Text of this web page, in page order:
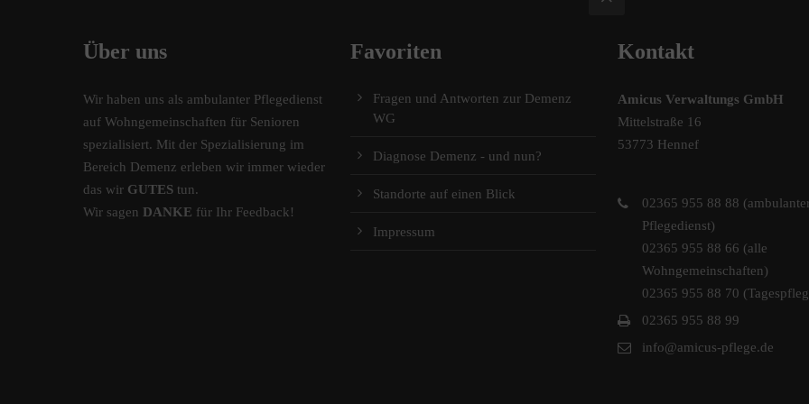
Über uns
Wir haben uns als ambulanter Pflegedienst
auf Wohngemeinschaften für Senioren
spezialisiert. Mit der Spezialisierung im
Bereich Demenz erleben wir immer wieder
das wir GUTES tun.
Wir sagen DANKE für Ihr Feedback!
Favoriten
Fragen und Antworten zur Demenz
WG
Diagnose Demenz - und nun?
Standorte auf einen Blick
Impressum
Kontakt
Amicus Verwaltungs GmbH
Mittelstraße 16
53773 Hennef
02365 955 88 88
Pflegedienst)
02365 955 88 66 (alle
Wohngemeinschaften)
02365 955 88 70
02365 955 88 99
info@amicus-pflege.de